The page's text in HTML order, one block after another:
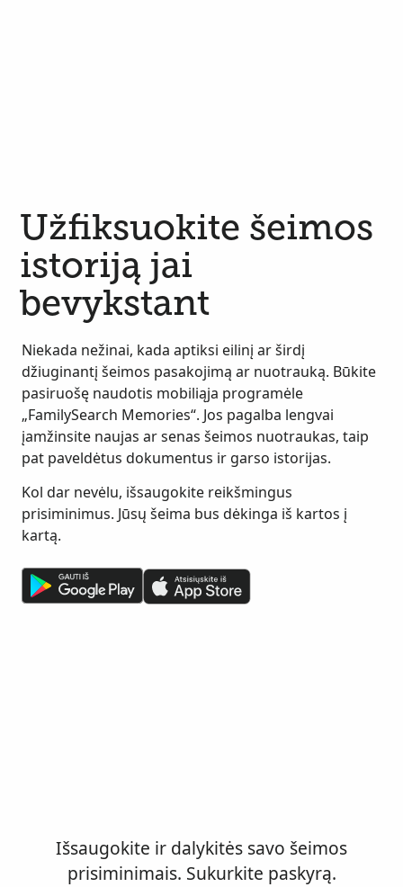
Užfiksuokite šeimos
istoriją jai
bevykstant
Niekada nežinai, kada aptiksi eilinį ar širdį
džiuginantį šeimos pasakojimą ar nuotrauką. Būkite
pasiruošę naudotis mobiliąja programėle
„FamilySearch Memories“. Jos pagalba lengvai
įamžinsite naujas ar senas šeimos nuotraukas, taip
pat paveldėtus dokumentus ir garso istorijas.
Kol dar nevėlu, išsaugokite reikšmingus
prisiminimus. Jūsų šeima bus dėkinga iš kartos į
kartą.
Išsaugokite ir dalykitės savo šeimos
prisiminimais. Sukurkite paskyrą.